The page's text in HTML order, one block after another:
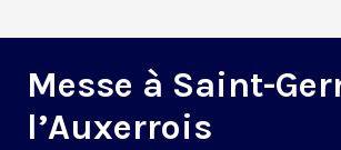
Messe à Saint-
l’Auxerrois